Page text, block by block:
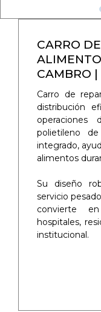
CARRO
CAMBRO
Carro de
distribución
polietileno
integrado,
alimentos
Su diseño
servicio
convierte
hospitales,
institucional.